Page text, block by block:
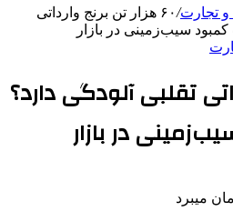
و تجارت/
۶۰ هزار تن برنج وارداتی
سیب‌زمینی در بازار
تقلبی آلودگی دارد؟
در بازار